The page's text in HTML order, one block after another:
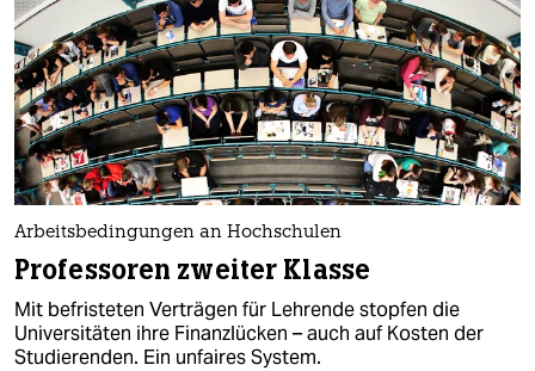
Arbeitsbedingungen an Hochschulen
Professoren zweiter Klasse
Mit befristeten Verträgen für Lehrende stopfen die
Universitäten ihre Finanzlücken – auch auf Kosten der
Studierenden. Ein unfaires System.